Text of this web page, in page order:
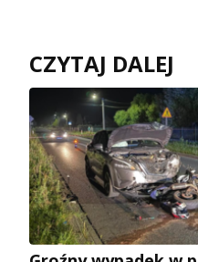
CZYTAJ DALEJ